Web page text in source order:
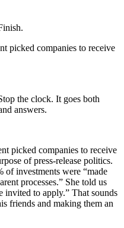
picked companies to receive
the clock. It goes both
answers.
picked companies to receive
of press-release politics.
of investments were “made
processes.” She told us
invited to apply.” That sounds
friends and making them an